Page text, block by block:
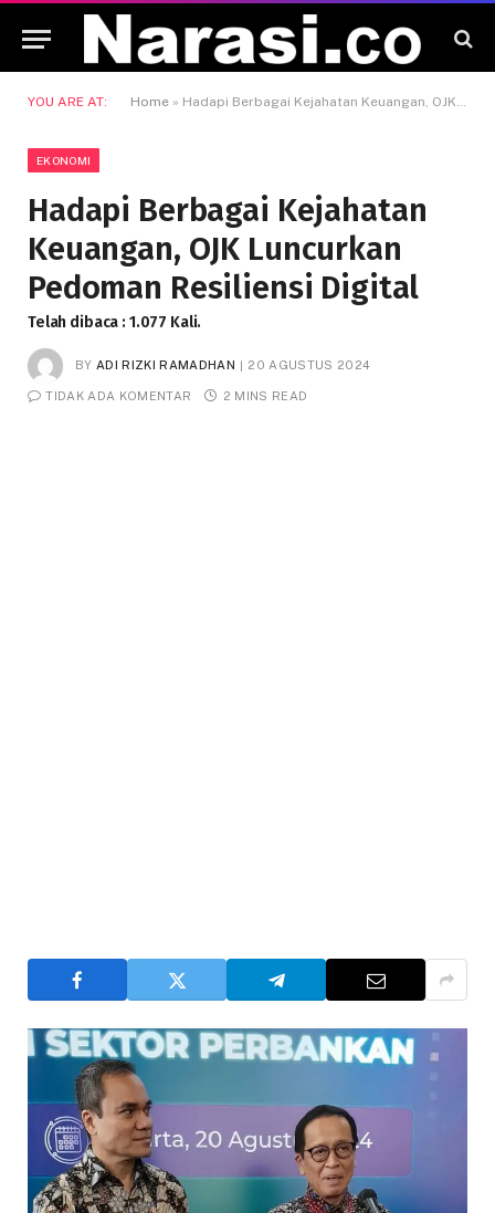
YOU ARE AT: Home » Hadapi Berbagai Kejahatan Keuangan, OJK Luncurkan Pedoman Resiliensi Digital
EKONOMI
Hadapi Berbagai Kejahatan
Keuangan, OJK Luncurkan
Pedoman Resiliensi Digital
Telah dibaca : 1.077 Kali.
BY ADI RIZKI RAMADHAN 20 AGUSTUS 2024
TIDAK ADA KOMENTAR 2 MINS READ